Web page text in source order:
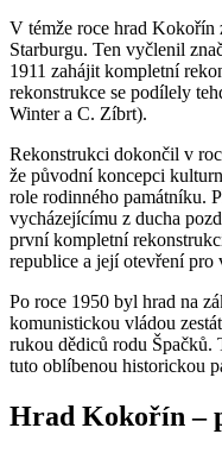
V témže roce hrad Kokořín
Starburgu. Ten vyčlenil
1911 zahájit kompletní
rekonstrukce se podílely
Winter a C. Zíbrt).
Rekonstrukci dokončil v
že původní koncepci
role rodinného památníku.
vycházejícímu z ducha
první kompletní
republice a její otevření pro
Po roce 1950 byl hrad na
komunistickou vládou
rukou dědiců rodu
tuto oblíbenou historickou
Hrad Kokořín –